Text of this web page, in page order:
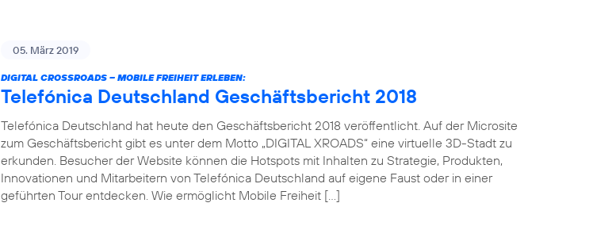
05. März 2019
DIGITAL CROSSROADS – MOBILE FREIHEIT ERLEBEN:
Telefónica Deutschland Geschäftsbericht 2018
Telefónica Deutschland hat heute den Geschäftsbericht 2018 veröffentlicht. Auf der Microsite
zum Geschäftsbericht gibt es unter dem Motto „DIGITAL XROADS“ eine virtuelle 3D-Stadt zu
erkunden. Besucher der Website können die Hotspots mit Inhalten zu Strategie, Produkten,
Innovationen und Mitarbeitern von Telefónica Deutschland auf eigene Faust oder in einer
geführten Tour entdecken. Wie ermöglicht Mobile Freiheit […]